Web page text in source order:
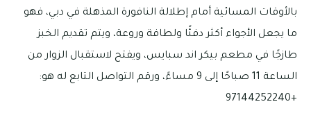
بالأوقات المسائية أمام إطلالة النافورة المذهلة في دبي، فهو
ما يجعل الأجواء أكثر دفئًا ولطافة وروعة، ويتم تقديم الخبز
طازجًا في مطعم بيكر اند سبايس، ويفتح لاستقبال الزوار من
الساعة 11 صباحًا إلى 9 مساءً، ورقم التواصل التابع له هو:
+97144252240